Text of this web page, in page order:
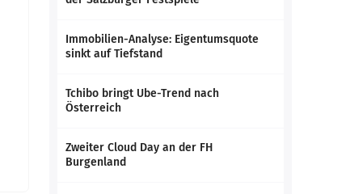
Immobilien-Analyse: Eigentumsquote
sinkt auf Tiefstand
Tchibo bringt Ube-Trend nach
Österreich
Zweiter Cloud Day an der FH
Burgenland